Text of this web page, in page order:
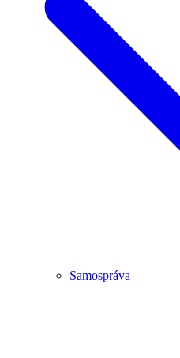
Samospráva